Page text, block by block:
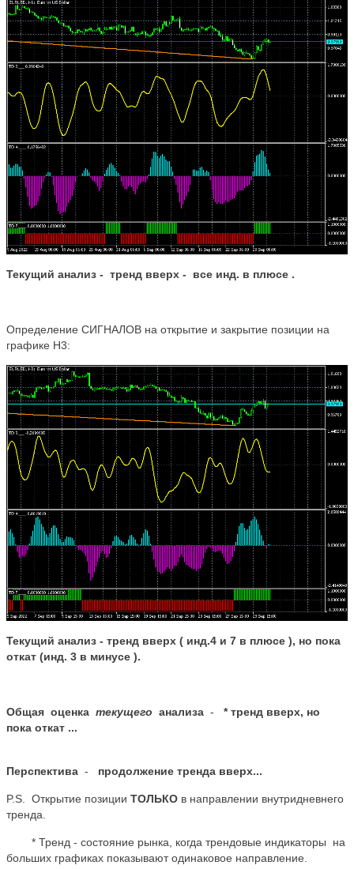
Текущий анализ - тренд вверх - все инд. в плюсе .
Определение СИГНАЛОВ на открытие и закрытие позиции на
графике Н3:
Текущий анализ - тренд вверх ( инд.4 и 7 в плюсе ), но пока
откат (инд. 3 в минусе ).
Общая оценка текущего анализа - *тренд вверх, но
пока откат ...
Перспектива - продолжение тренда вверх...
P.S. Открытие позиции ТОЛЬКО в направлении внутридневнего
тренда.
* Тренд - состояние рынка, когда трендовые индикаторы на
больших графиках показывают одинаковое направление.